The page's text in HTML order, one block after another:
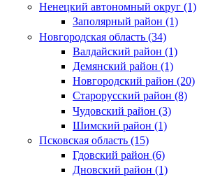
Ненецкий автономный округ (1)
Заполярный район (1)
Новгородская область (34)
Валдайский район (1)
Демянский район (1)
Новгородский район (20)
Старорусский район (8)
Чудовский район (3)
Шимский район (1)
Псковская область (15)
Гдовский район (6)
Дновский район (1)